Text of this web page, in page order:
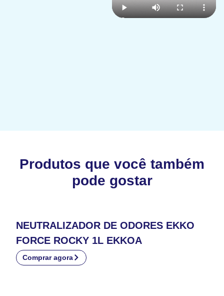
Produtos que você também
pode gostar
NEUTRALIZADOR DE ODORES EKKO
FORCE ROCKY 1L EKKOA
Comprar agora